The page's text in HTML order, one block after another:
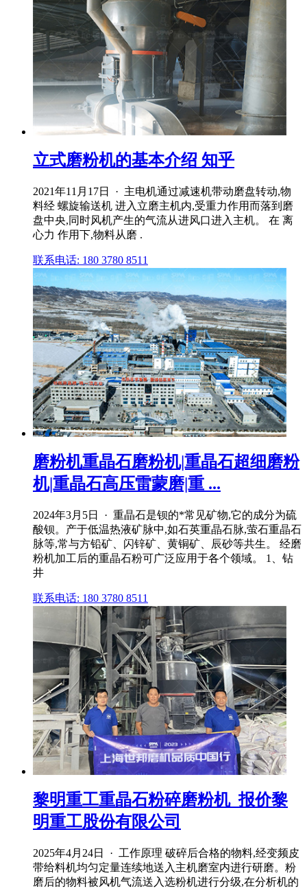
立式磨粉机的基本介绍 知乎
2021年11月17日 · 主电机通过减速机带动磨盘转动,物
料经 螺旋输送机 进入立磨主机内,受重力作用而落到磨
盘中央,同时风机产生的气流从进风口进入主机。 在 离
心力 作用下,物料从磨 .
联系电话: 180 3780 8511
磨粉机重晶石磨粉机|重晶石超细磨粉
机|重晶石高压雷蒙磨|重 ...
2024年3月5日 · 重晶石是钡的*常见矿物,它的成分为硫
酸钡。产于低温热液矿脉中,如石英重晶石脉,萤石重晶石
脉等,常与方铅矿、闪锌矿、黄铜矿、辰砂等共生。 经磨
粉机加工后的重晶石粉可广泛应用于各个领域。 1、钻
井
联系电话: 180 3780 8511
黎明重工重晶石粉碎磨粉机_报价黎
明重工股份有限公司
2025年4月24日 · 工作原理 破碎后合格的物料,经变频皮
带给料机均匀定量连续地送入主机磨室内进行研磨。粉
磨后的物料被风机气流送入选粉机进行分级,在分析机的